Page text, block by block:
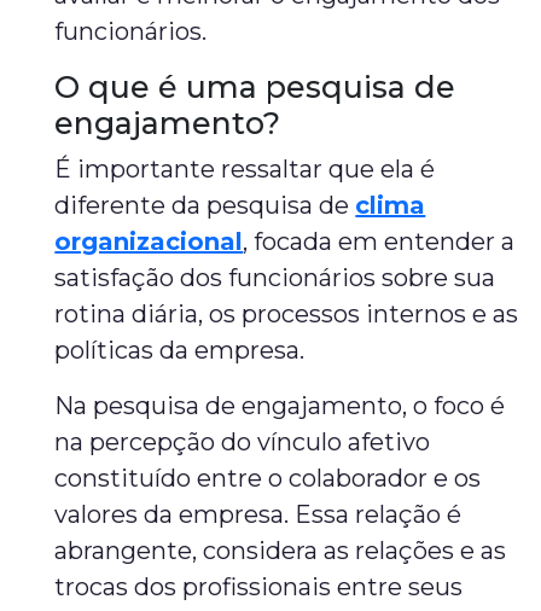
funcionários.
O que é uma pesquisa de
engajamento?
É importante ressaltar que ela é
diferente da pesquisa de clima
organizacional, focada em entender a
satisfação dos funcionários sobre sua
rotina diária, os processos internos e as
políticas da empresa.
Na pesquisa de engajamento, o foco é
na percepção do vínculo afetivo
constituído entre o colaborador e os
valores da empresa. Essa relação é
abrangente, considera as relações e as
trocas dos profissionais entre seus